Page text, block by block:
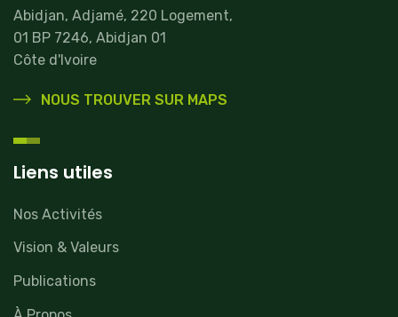
Abidjan, Adjamé, 220 Logement,
01 BP 7246, Abidjan 01
Côte d'Ivoire
NOUS TROUVER SUR MAPS
Liens utiles
Nos Activités
Vision & Valeurs
Publications